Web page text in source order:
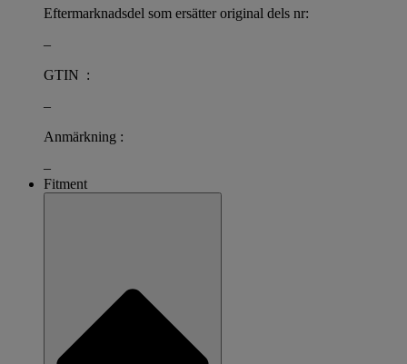
Eftermarknadsdel som ersätter original dels nr:
–
GTIN :
–
Anmärkning :
–
Fitment